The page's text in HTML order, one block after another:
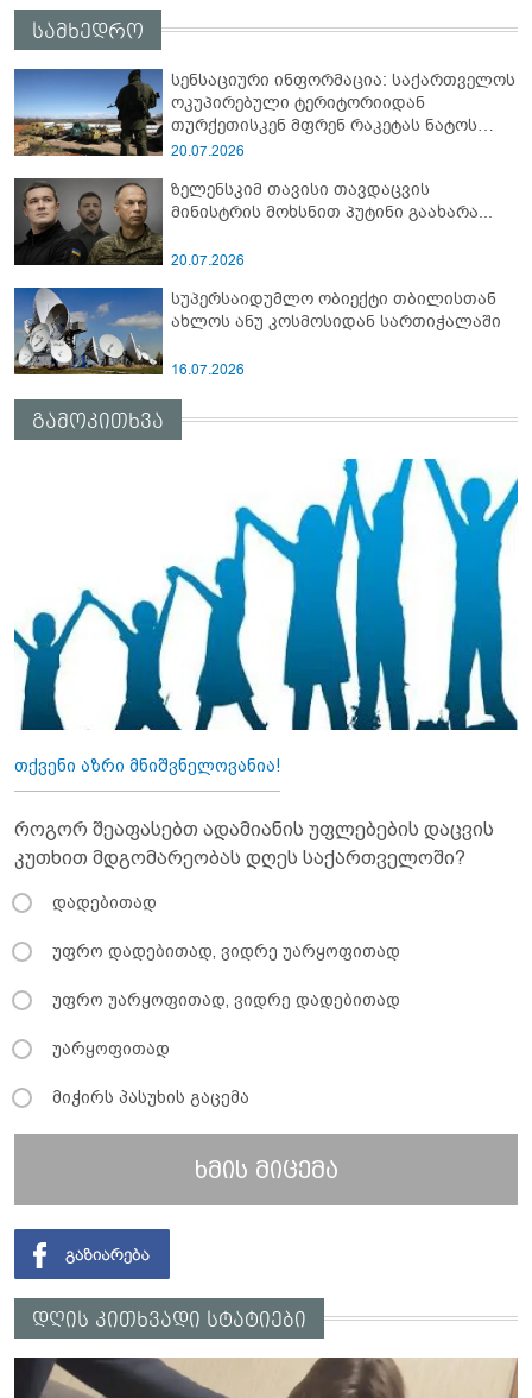
სამხედრო
სენსაციური ინფორმაცია: საქართველოს
ოკუპირებული ტერიტორიიდან
თურქეთისკენ მფრენ რაკეტას ნატოს
სამიტი კინაღამ ჩაუშლია
20.07.2026
ზელენსკიმ თავისი თავდაცვის
მინისტრის მოხსნით პუტინი გაახარა...
20.07.2026
სუპერსაიდუმლო ობიექტი თბილისთან
ახლოს ანუ კოსმოსიდან სართიჭალაში
16.07.2026
გამოკითხვა
თქვენი აზრი მნიშვნელოვანია!
როგორ შეაფასებთ ადამიანის უფლებების დაცვის
კუთხით მდგომარეობას დღეს საქართველოში?
დადებითად
უფრო დადებითად, ვიდრე უარყოფითად
უფრო უარყოფითად, ვიდრე დადებითად
უარყოფითად
მიჭირს პასუხის გაცემა
ხმის მიცემა
დღის კითხვადი სტატიები